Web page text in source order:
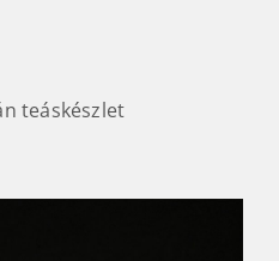
teáskészlet